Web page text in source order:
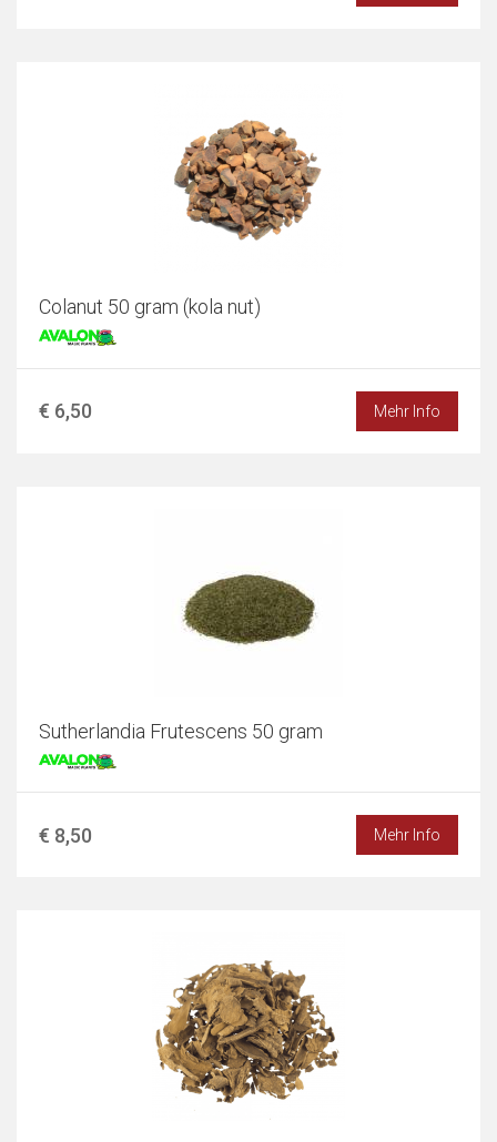
Colanut 50 gram (kola nut)
€ 6,50 Mehr Info
Sutherlandia Frutescens 50 gram
€ 8,50 Mehr Info